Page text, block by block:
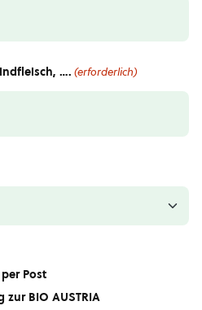
…. (erforderlich)
Post
zur BIO AUSTRIA